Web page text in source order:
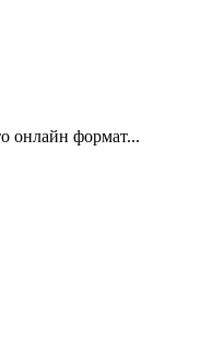
онлайн формат...